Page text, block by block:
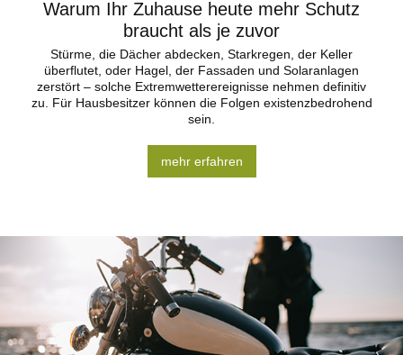
Warum Ihr Zuhause heute mehr Schutz
braucht als je zuvor
Stürme, die Dächer abdecken, Starkregen, der Keller
überflutet, oder Hagel, der Fassaden und Solaranlagen
zerstört – solche Extremwetterereignisse nehmen definitiv
zu. Für Hausbesitzer können die Folgen existenzbedrohend
sein.
mehr erfahren